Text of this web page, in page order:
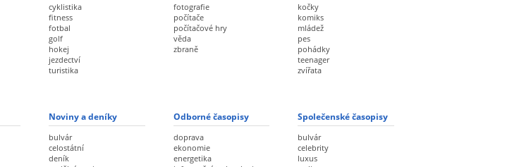
cyklistika
fitness
fotbal
golf
hokej
jezdectví
turistika
fotografie
počítače
počítačové hry
věda
zbraně
kočky
komiks
mládež
pes
pohádky
teenager
zvířata
Noviny a deníky
bulvár
celostátní
deník
Odborné časopisy
doprava
ekonomie
energetika
Společenské časopisy
bulvár
celebrity
luxus